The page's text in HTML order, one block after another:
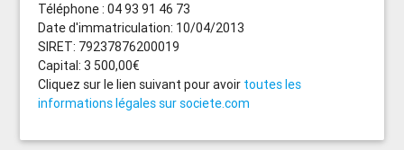
Téléphone : 04 93 91 46 73
Date d'immatriculation: 10/04/2013
SIRET: 79237876200019
Capital: 3 500,00€
Cliquez sur le lien suivant pour avoir toutes les
informations légales sur societe.com